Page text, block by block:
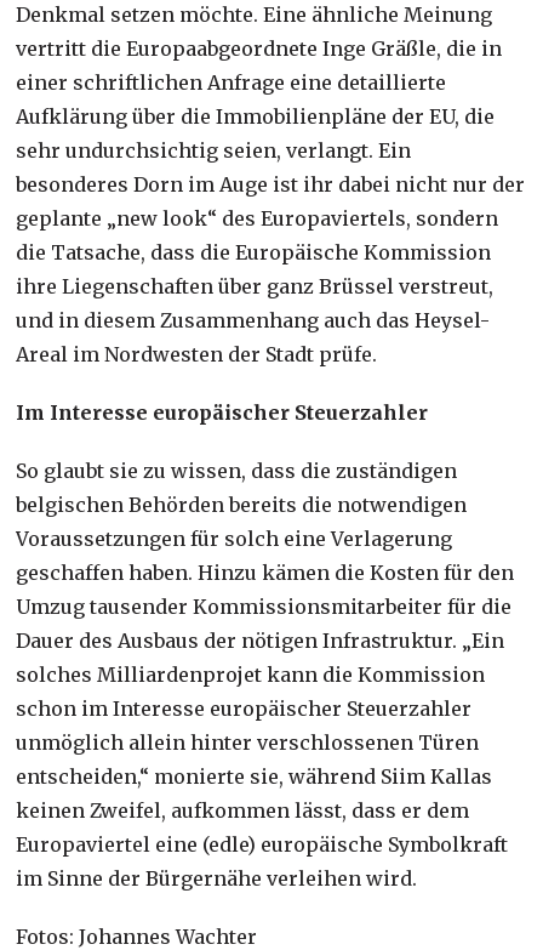
Denkmal setzen möchte. Eine ähnliche Meinung
vertritt die Europaabgeordnete Inge Gräßle, die in
einer schriftlichen Anfrage eine detaillierte
Aufklärung über die Immobilienpläne der EU, die
sehr undurchsichtig seien, verlangt. Ein
besonderes Dorn im Auge ist ihr dabei nicht nur der
geplante „new look“ des Europaviertels, sondern
die Tatsache, dass die Europäische Kommission
ihre Liegenschaften über ganz Brüssel verstreut,
und in diesem Zusammenhang auch das Heysel-
Areal im Nordwesten der Stadt prüfe.
Im Interesse europäischer Steuerzahler
So glaubt sie zu wissen, dass die zuständigen
belgischen Behörden bereits die notwendigen
Voraussetzungen für solch eine Verlagerung
geschaffen haben. Hinzu kämen die Kosten für den
Umzug tausender Kommissionsmitarbeiter für die
Dauer des Ausbaus der nötigen Infrastruktur. „Ein
solches Milliardenprojet kann die Kommission
schon im Interesse europäischer Steuerzahler
unmöglich allein hinter verschlossenen Türen
entscheiden,“ monierte sie, während Siim Kallas
keinen Zweifel, aufkommen lässt, dass er dem
Europaviertel eine (edle) europäische Symbolkraft
im Sinne der Bürgernähe verleihen wird.
Fotos: Johannes Wachter